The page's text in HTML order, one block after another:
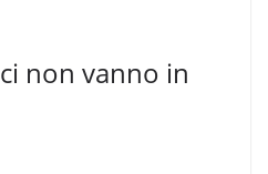
non vanno in